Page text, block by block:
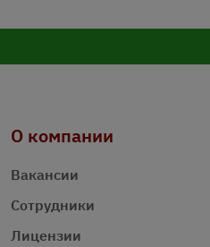
О компании
Вакансии
Сотрудники
Лицензии